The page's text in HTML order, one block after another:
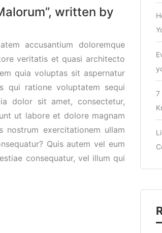
written by
accusantium doloremque
veritatis et quasi architecto
quia voluptas sit aspernatur
qui ratione voluptatem sequi
dolor sit amet, consectetur,
ut labore et dolore magnam
nostrum exercitationem ullam
Quis autem vel eum
consequatur, vel illum qui
7